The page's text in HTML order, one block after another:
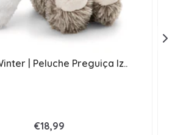
| Peluche Preguiça Iz..
€18,99